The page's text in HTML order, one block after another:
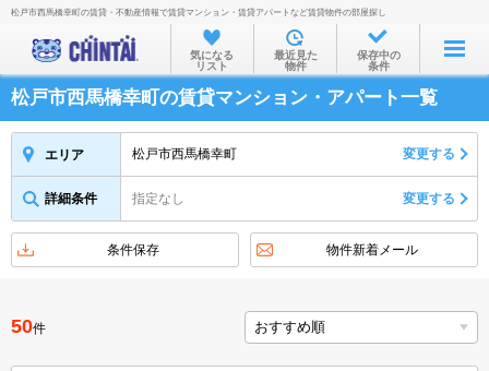
お部屋を探す
沿線・駅から
住所から
家賃相場から
物件特集から
不動産会社から
TOP
松戸市西馬橋幸町の賃貸・不動産情報で賃貸マンション・賃貸アパートなど賃貸物件の部屋探し
気になる
リスト
最近見た
物件
保存中の
条件
松戸市西馬橋幸町の賃貸マンション・アパート一覧
エリア 松戸市西馬橋幸町 変更する
詳細条件 指定なし 変更する
条件保存 物件新着メール
50件